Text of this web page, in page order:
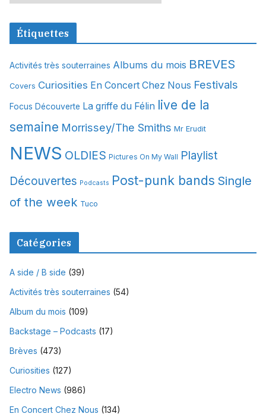
c
v
e
Étiquettes
Activités très souterraines Albums du mois BREVES
Covers Curiosities En Concert Chez Nous Festivals
Focus Découverte La griffe du Félin live de la
semaine Morrissey/The Smiths Mr Erudit
NEWS OLDIES Pictures On My Wall Playlist
Découvertes Podcasts Post-punk bands Single
of the week Tuco
Catégories
A side / B side (39)
Activités très souterraines (54)
Album du mois (109)
Backstage – Podcasts (17)
Brèves (473)
Curiosities (127)
Electro News (986)
En Concert Chez Nous (134)